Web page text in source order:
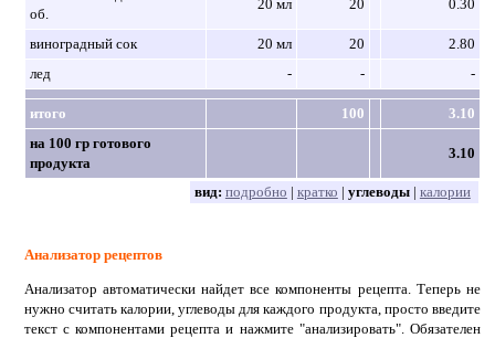
об.
20 мл 20 0.30
виноградный сок 20 мл 20
2.80
лед
- - -
итого 100
3.10
на 100 гр готового
продукта
3.10
вид: подробно | кратко | углеводы| калории
Анализатор рецептов
Анализатор автоматически найдет все компоненты рецепта. Теперь не
нужно считать калории, углеводы для каждого продукта, просто введите
текст с компонентами рецепта и нажмите "анализировать". Обязателен